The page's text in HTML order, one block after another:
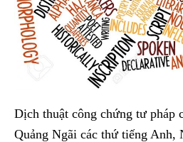
Dịch thuật công chứng tư pháp
Quảng Ngãi các thứ tiếng Anh,